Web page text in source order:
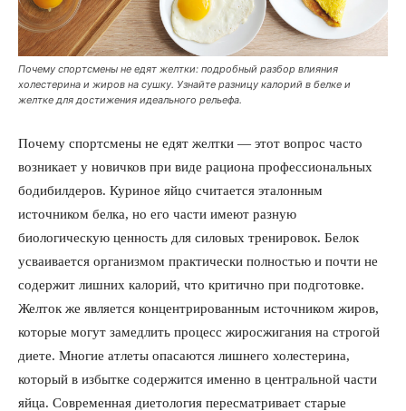
Почему спортсмены не едят желтки: подробный разбор влияния
холестерина и жиров на сушку. Узнайте разницу калорий в белке и
желтке для достижения идеального рельефа.
Почему спортсмены не едят желтки — этот вопрос часто
возникает у новичков при виде рациона профессиональных
бодибилдеров. Куриное яйцо считается эталонным
источником белка, но его части имеют разную
биологическую ценность для силовых тренировок. Белок
усваивается организмом практически полностью и почти не
содержит лишних калорий, что критично при подготовке.
Желток же является концентрированным источником жиров,
которые могут замедлить процесс жиросжигания на строгой
диете. Многие атлеты опасаются лишнего холестерина,
который в избытке содержится именно в центральной части
яйца. Современная диетология пересматривает старые